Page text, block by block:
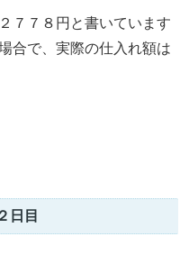
７７８円と書いています
合で、実際の仕入れ額は
日目